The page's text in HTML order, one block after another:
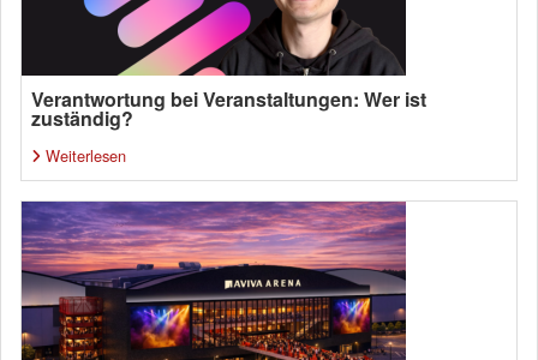
Verantwortung bei Veranstaltungen: Wer ist
zuständig?
Weiterlesen